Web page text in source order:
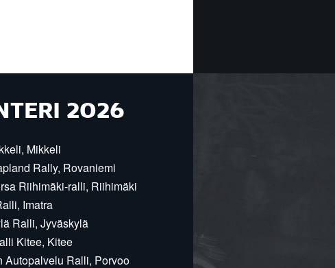
2026
Mikkeli
Rally, Rovaniemi
Riihimäki-ralli, Riihimäki
Imatra
Ralli, Jyväskylä
Kitee, Kitee
Autopalvelu Ralli, Porvoo